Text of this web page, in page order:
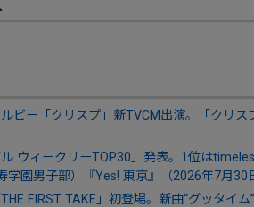
ビー「クリスプ」新TVCM出演。「クリス
ル ウィークリーTOP30」発表。1位は
学園男子部）『Yes! 東京』（2026年7月30
FIRST TAKE」初登場。新曲“グッタイ